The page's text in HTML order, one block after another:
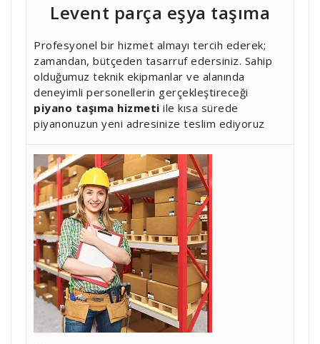
Levent parça eşya taşıma
Profesyonel bir hizmet almayı tercih ederek;
zamandan, bütçeden tasarruf edersiniz. Sahip
olduğumuz teknik ekipmanlar ve alanında
deneyimli personellerin gerçekleştireceği
piyano taşıma hizmeti ile kısa sürede
piyanonuzun yeni adresinize teslim ediyoruz